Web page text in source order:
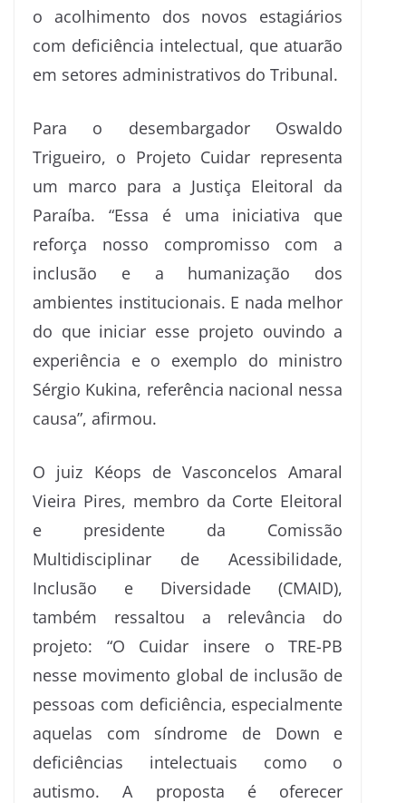
o acolhimento dos novos estagiários
com deficiência intelectual, que atuarão
em setores administrativos do Tribunal.
Para o desembargador Oswaldo
Trigueiro, o Projeto Cuidar representa
um marco para a Justiça Eleitoral da
Paraíba. “Essa é uma iniciativa que
reforça nosso compromisso com a
inclusão e a humanização dos
ambientes institucionais. E nada melhor
do que iniciar esse projeto ouvindo a
experiência e o exemplo do ministro
Sérgio Kukina, referência nacional nessa
causa”, afirmou.
O juiz Kéops de Vasconcelos Amaral
Vieira Pires, membro da Corte Eleitoral
e presidente da Comissão
Multidisciplinar de Acessibilidade,
Inclusão e Diversidade (CMAID),
também ressaltou a relevância do
projeto: “O Cuidar insere o TRE-PB
nesse movimento global de inclusão de
pessoas com deficiência, especialmente
aquelas com síndrome de Down e
deficiências intelectuais como o
autismo. A proposta é oferecer